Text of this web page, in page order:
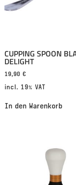
CUPPING SPOON
DELIGHT
19,90 €
incl. 19% VAT
In den Warenkorb